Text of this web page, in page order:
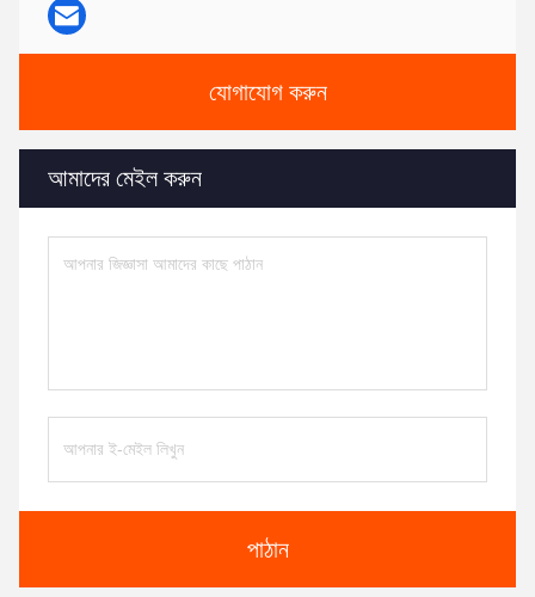
যোগাযোগ করুন
আমাদের মেইল ​​করুন
পাঠান